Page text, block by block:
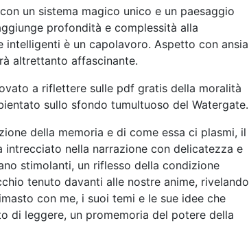
un sistema magico unico e un paesaggio
profondità e complessità alla
intelligenti è un capolavoro. Aspetto con ansia
altrettanto affascinante.
a riflettere sulle pdf gratis della moralità
sullo sfondo tumultuoso del Watergate.
della memoria e di come essa ci plasmi, il
nella narrazione con delicatezza e
stimolanti, un riflesso della condizione
tenuto davanti alle nostre anime, rivelando
con me, i suoi temi e le sue idee che
di leggere, un promemoria del potere della